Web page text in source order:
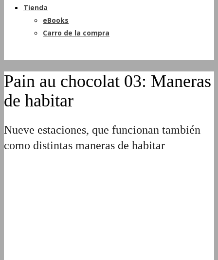
Tienda
eBooks
Carro de la compra
Pain au chocolat 03: Maneras
de habitar
Nueve estaciones, que funcionan también
como distintas maneras de habitar